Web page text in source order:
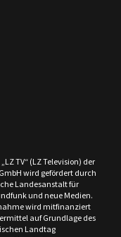
TV“ (LZ Television) der
wird gefördert durch
Landesanstalt für
und neue Medien.
wird mitfinanziert
auf Grundlage des
Landtag